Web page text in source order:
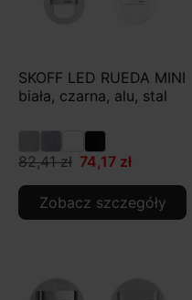
SKOFF LED RUEDA MINI
biała, czarna, alu, stal
82,41 zł 74,17 zł
Zobacz szczegóły